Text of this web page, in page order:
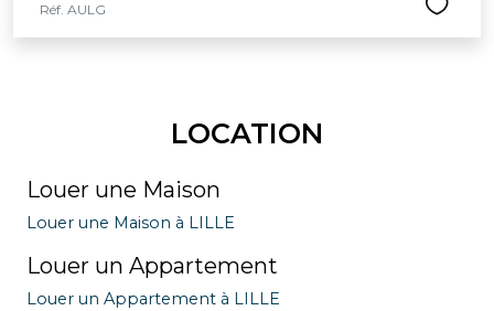
Réf. AULG
LOCATION
Louer une Maison
Louer une Maison à LILLE
Louer un Appartement
Louer un Appartement à LILLE